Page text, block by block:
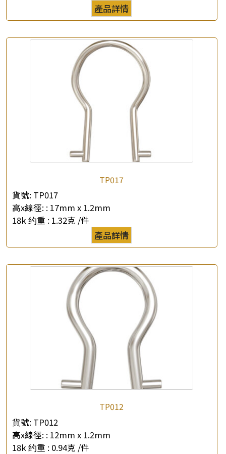
查詢以下產品
產品詳情
TP017
貨號: TP017
高x線徑: : 17mm x 1.2mm
18k 约重 : 1.32克 /件
產品詳情
TP012
貨號: TP012
高x線徑: : 12mm x 1.2mm
18k 约重 : 0.94克 /件